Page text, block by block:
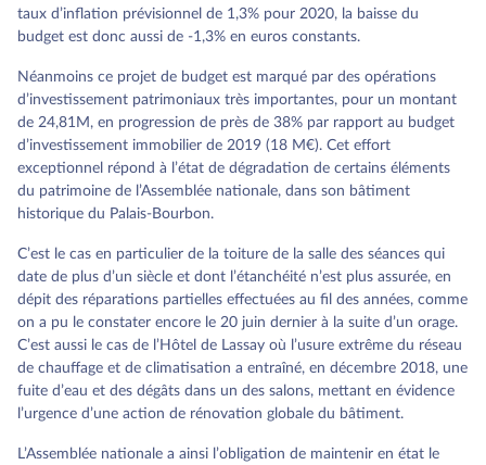
taux d’inflation prévisionnel de 1,3% pour 2020, la baisse du
budget est donc aussi de -1,3% en euros constants.
Néanmoins ce projet de budget est marqué par des opérations
d’investissement patrimoniaux très importantes, pour un montant
de 24,81M, en progression de près de 38% par rapport au budget
d’investissement immobilier de 2019 (18 M€). Cet effort
exceptionnel répond à l’état de dégradation de certains éléments
du patrimoine de l’Assemblée nationale, dans son bâtiment
historique du Palais-Bourbon.
C’est le cas en particulier de la toiture de la salle des séances qui
date de plus d’un siècle et dont l’étanchéité n’est plus assurée, en
dépit des réparations partielles effectuées au fil des années, comme
on a pu le constater encore le 20 juin dernier à la suite d’un orage.
C’est aussi le cas de l’Hôtel de Lassay où l’usure extrême du réseau
de chauffage et de climatisation a entraîné, en décembre 2018, une
fuite d’eau et des dégâts dans un des salons, mettant en évidence
l’urgence d’une action de rénovation globale du bâtiment.
L’Assemblée nationale a ainsi l’obligation de maintenir en état le